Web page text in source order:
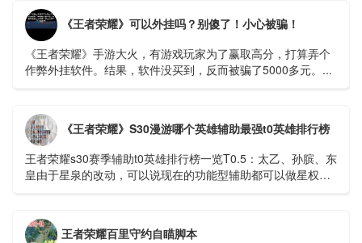
《王者荣耀》可以外挂吗？别傻了！小心被骗！
《王者荣耀》手游大火，有游戏玩家为了赢取高分，打算弄个
作弊外挂软件。结果，软件没买到，反而被骗了5000多元。...
《王者荣耀》S30漫游哪个英雄辅助最强t0英雄排行榜
王者荣耀s30赛季辅助t0英雄排行榜一览​​​​​​​T0.5：太乙、孙膑、东
皇由于星泉的改动，可以说现在的功能型辅助都可以做星权，
王者荣耀百里守约自瞄脚本